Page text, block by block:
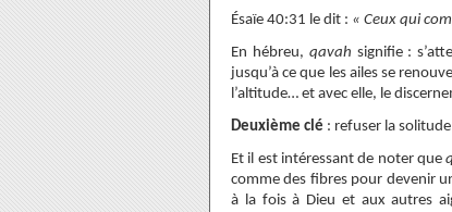
Ésaïe 40:31 le dit : « Ceux qui
En hébreu, qavah signifie :
jusqu’à ce que les ailes se
l’altitude… et avec elle, le
Deuxième clé : refuser la solitude
Et il est intéressant de noter que
comme des fibres pour devenir
à la fois à Dieu et aux autres